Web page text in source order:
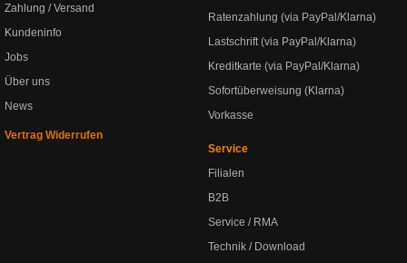
Zahlung / Versand
Kundeninfo
Jobs
Über uns
News
Vertrag Widerrufen
Ratenzahlung (via PayPal/Klarna)
Lastschrift (via PayPal/Klarna)
Kreditkarte (via PayPal/Klarna)
Sofortüberweisung (Klarna)
Vorkasse
Service
Filialen
B2B
Service / RMA
Technik / Download